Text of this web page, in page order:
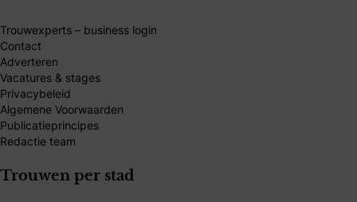
Trouwexperts – business login
Contact
Adverteren
Vacatures & stages
Privacybeleid
Algemene Voorwaarden
Publicatieprincipes
Redactie team
Trouwen per stad